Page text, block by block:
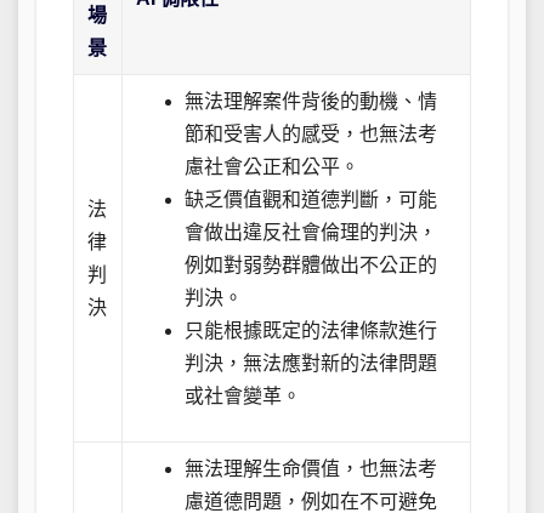
場
景
法
律
判
決
無法理解案件背後的動機、情
節和受害人的感受，也無法考
慮社會公正和公平。
缺乏價值觀和道德判斷，可能
會做出違反社會倫理的判決，
例如對弱勢群體做出不公正的
判決。
只能根據既定的法律條款進行
判決，無法應對新的法律問題
或社會變革。
無法理解生命價值，也無法考
慮道德問題，例如在不可避免